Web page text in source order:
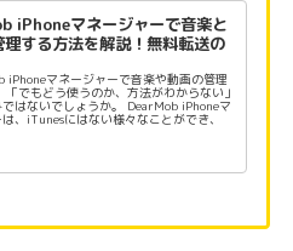
iPhoneマネージャーで音楽と
理する方法を解説！無料転送の
iPhoneマネージャーで音楽や動画の管理
「でもどう使うのか、方法がわからない」
はないでしょうか。 DearMob iPhoneマ
、iTunesにはない様々なことができ、